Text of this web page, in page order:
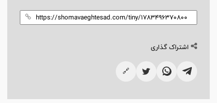
اشتراک گذاری
🔗